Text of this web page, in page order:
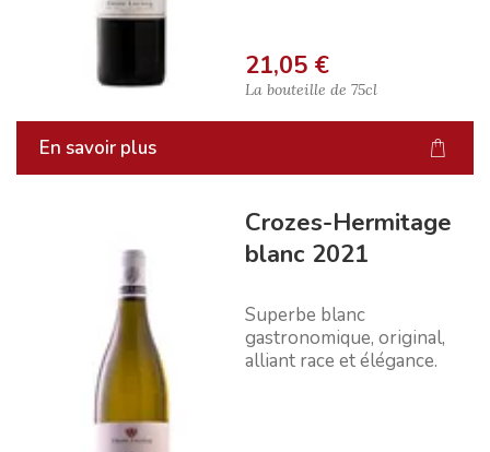
21,05 €
La bouteille de 75cl
En savoir plus
Crozes-Hermitage
blanc 2021
Superbe blanc
gastronomique, original,
alliant race et élégance.